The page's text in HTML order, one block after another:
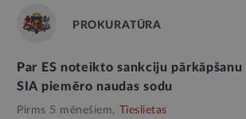
PROKURATŪRA
Par ES noteikto sankciju
SIA piemēro naudas sodu
Pirms 5 mēnešiem, Tieslietas